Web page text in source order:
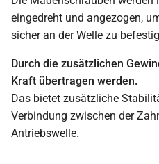
eingedreht und angezogen,
sicher an der Welle zu
Durch die zusätzlichen
Kraft übertragen werden.
Das bietet zusätzliche
Verbindung zwischen der
Antriebswelle.